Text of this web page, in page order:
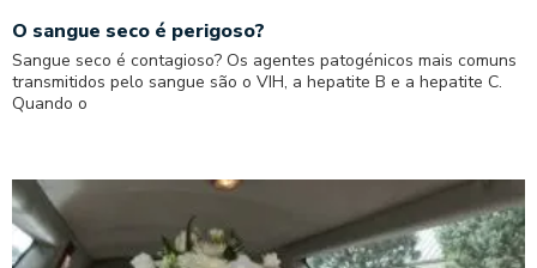
O sangue seco é perigoso?
Sangue seco é contagioso? Os agentes patogénicos mais comuns
transmitidos pelo sangue são o VIH, a hepatite B e a hepatite C.
Quando o